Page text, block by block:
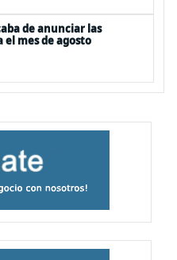
de anunciar las
el mes de agosto